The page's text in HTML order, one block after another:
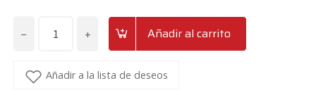
49€.
24,50€.
− + Añadir al carrito
Añadir a la lista de deseos